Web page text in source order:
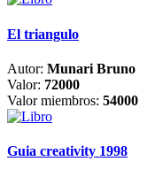
El triangulo
Autor: Munari Bruno
Valor: 72000
Valor miembros: 54000
Guia creativity 1998